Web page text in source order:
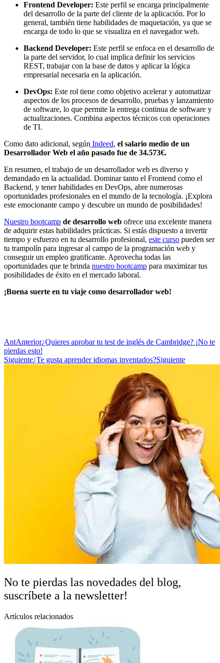
Frontend Developer: Este perfil se encarga principalmente
del desarrollo de la parte del cliente de la aplicación. Por lo
general, también tiene habilidades de maquetación, ya que se
encarga de todo lo que se visualiza en el navegador web.
Backend Developer: Este perfil se enfoca en el desarrollo de
la parte del servidor, lo cual implica definir los servicios
REST, trabajar con la base de datos y aplicar la lógica
empresarial necesaria en la aplicación.
DevOps: Este rol tiene como objetivo acelerar y automatizar
aspectos de los procesos de desarrollo, pruebas y lanzamiento
de software, lo que permite la entrega continua de software y
actualizaciones. Combina aspectos técnicos con operaciones
de TI.
Como dato adicional, según Indeed, el salario medio de un
Desarrollador Web el año pasado fue de 34.573€.
En resumen, el trabajo de un desarrollador web es diverso y
demandado en la actualidad. Dominar tanto el Frontend como el
Backend, y tener habilidades en DevOps, abre numerosas
oportunidades profesionales en el mundo de la tecnología. ¡Explora
este emocionante campo y descubre un mundo de posibilidades!
Nuestro bootcamp de desarrollo web ofrece una excelente manera
de adquirir estas habilidades prácticas. Si estás dispuesto a invertir
tiempo y esfuerzo en tu desarrollo profesional, este curso pueden ser
tu trampolín para ingresar al campo de la programación web y
conseguir un empleo gratificante. Aprovecha todas las
oportunidades que te brinda nuestro bootcamp para maximizar tus
posibilidades de éxito en el mercado laboral.
¡Buena suerte en tu viaje como desarrollador web!
AntAnterior¿Quieres aprobar tu test de inglés de Cambridge? ¡No te
pierdas esto!
Siguiente¿Te gusta aprender idiomas inventados?Siguiente
No te pierdas las novedades del blog,
suscríbete a la newsletter!
Artículos relacionados